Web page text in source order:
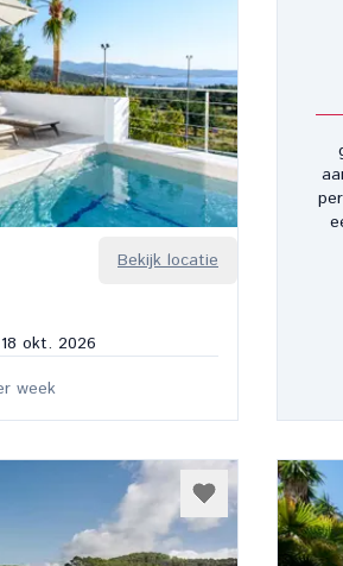
Bekijk locatie
okt. 2026
week